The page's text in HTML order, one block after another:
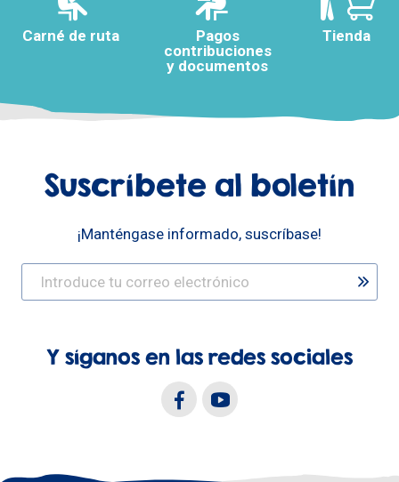
Carné de ruta
Pagos
contribuciones
y documentos
Tienda
Suscríbete al boletín
¡Manténgase informado, suscríbase!
Y síganos en las redes sociales